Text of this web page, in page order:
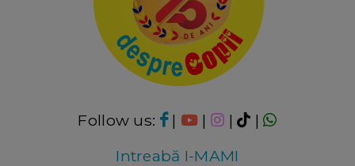
Follow us: | | |
|
Intreabă I-MAMI